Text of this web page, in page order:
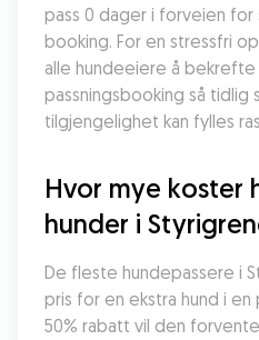
pass 0 dager i forveien
booking. For en stressfri
alle hundeeiere å bekrefte
passningsbooking så tidlig
tilgjengelighet kan fylles
Hvor mye koster
hunder i
De fleste hundepassere i
pris for en ekstra hund i
50% rabatt vil den